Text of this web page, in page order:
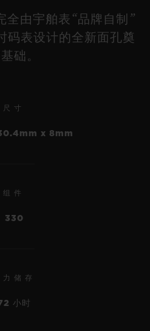
全由宇舶表“品牌自制”
码表设计的全新面孔奠
础。
尺寸
x 8mm
组件
330
力储存
小时